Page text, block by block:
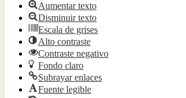
Aumentar texto
Disminuir texto
Escala de grises
Alto contraste
Contraste negativo
Fondo claro
Subrayar enlaces
Fuente legible